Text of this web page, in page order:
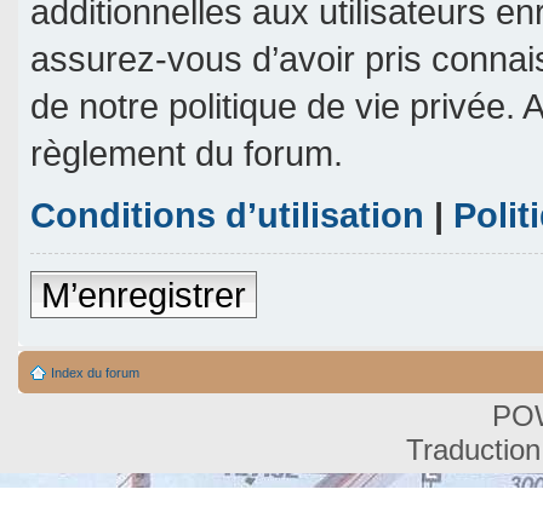
additionnelles aux utilisateurs
assurez-vous d’avoir pris
de notre politique de vie privée.
règlement du forum.
Conditions d’utilisation |
M’enregistrer
Index du forum